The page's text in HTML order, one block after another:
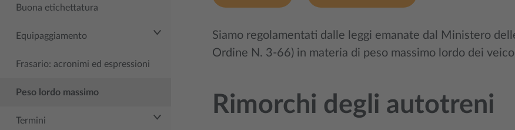
Buona etichettatura
Equipaggiamento
Frasario: acronimi ed espressioni
Peso lordo massimo
Termini
Siamo regolamentati dalle leggi emanate dal Ministero
Ordine N. 3-66) in materia di peso massimo lordo dei
Rimorchi degli autotreni